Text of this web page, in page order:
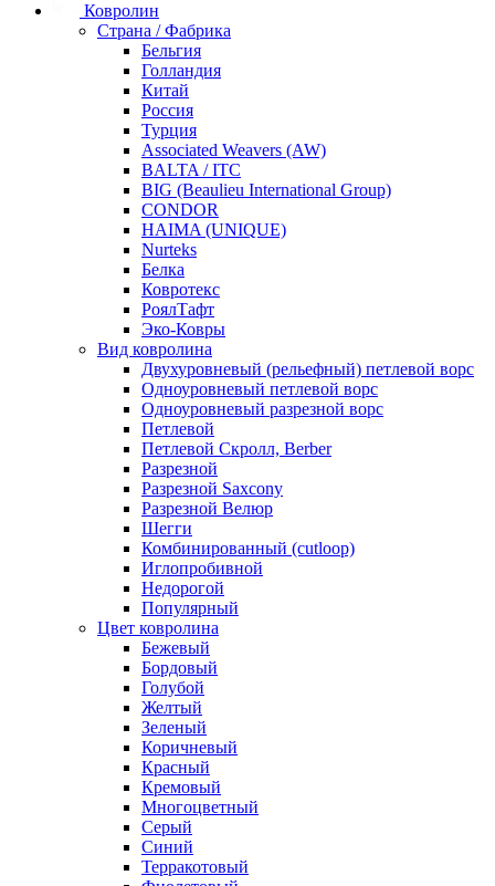
Ковролин
Страна / Фабрика
Бельгия
Голландия
Китай
Россия
Турция
Associated Weavers (AW)
BALTA / ITC
BIG (Beaulieu International Group)
CONDOR
HAIMA (UNIQUE)
Nurteks
Белка
Ковротекс
РоялТафт
Эко-Ковры
Вид ковролина
Двухуровневый (рельефный) петлевой ворс
Одноуровневый петлевой ворс
Одноуровневый разрезной ворс
Петлевой
Петлевой Скролл, Berber
Разрезной
Разрезной Saxcony
Разрезной Велюр
Шегги
Комбинированный (cutloop)
Иглопробивной
Недорогой
Популярный
Цвет ковролина
Бежевый
Бордовый
Голубой
Желтый
Зеленый
Коричневый
Красный
Кремовый
Многоцветный
Серый
Синий
Терракотовый